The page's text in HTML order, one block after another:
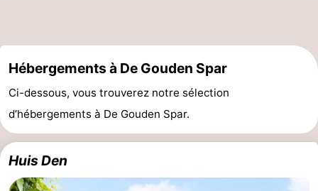
Hébergements à De Gouden Spar
Ci-dessous, vous trouverez notre sélection
d’hébergements à De Gouden Spar.
Huis Den